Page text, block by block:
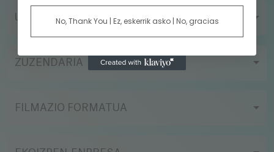
URTEA
ZUZENDARIA
FILMAZIO FORMATUA
No, Thank You | Ez, eskerrik asko | No, gracias